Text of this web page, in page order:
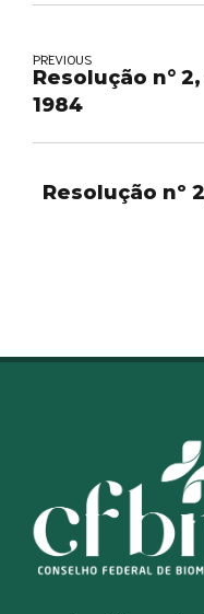
PREVIOUS
Resolução n°
1984
Resolução nº